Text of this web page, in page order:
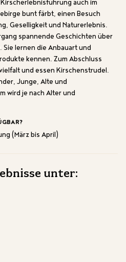
auch im
bunt färbt, einen Besuch
Geselligkeit und Naturerlebnis.
spannende Geschichten über
lernen die Anbauart und
kennen. Zum Abschluss
und essen Kirschenstrudel.
Junge, Alte und
wird je nach Alter und
(März bis April)
unter: